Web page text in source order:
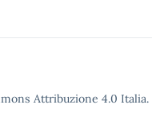
Attribuzione 4.0 Italia.